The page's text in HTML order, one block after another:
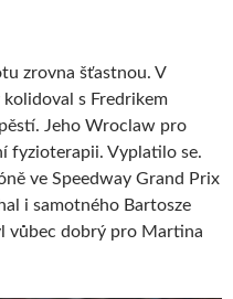
zrovna šťastnou. V
s Fredrikem
Jeho Wroclaw pro
fyzioterapii. Vyplatilo se.
ve Speedway Grand Prix
i samotného Bartosze
vůbec dobrý pro Martina